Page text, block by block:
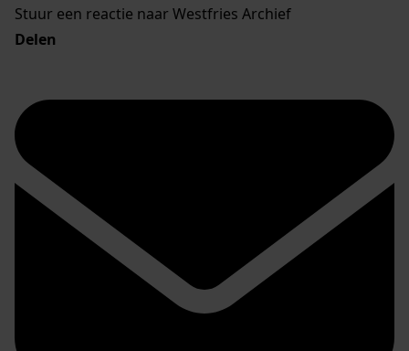
Stuur een reactie naar Westfries Archief
Delen